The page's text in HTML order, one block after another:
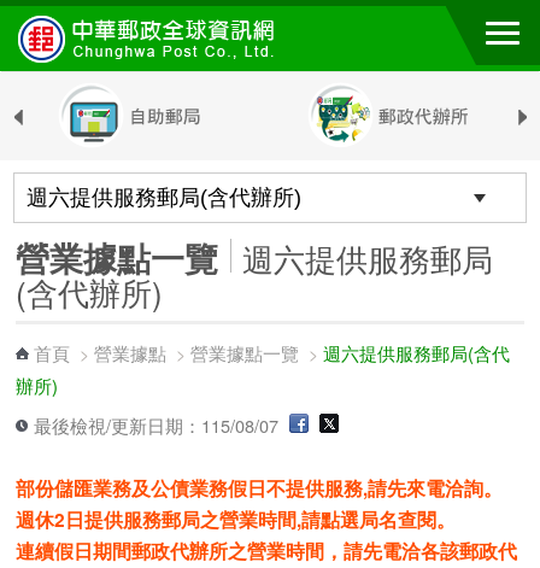
跳到主要內容區塊
營業據點一覽 週六提供服務郵局
(含代辦所)
首頁 >營業據點 >營業據點一覽 >週六提供服務郵局(含代
辦所)
最後檢視/更新日期：115/08/07
部份儲匯業務及公債業務假日不提供服務,請先來電洽詢。
週休2日提供服務郵局之營業時間,請點選局名查閱。
連續假日期間郵政代辦所之營業時間，請先電洽各該郵政代